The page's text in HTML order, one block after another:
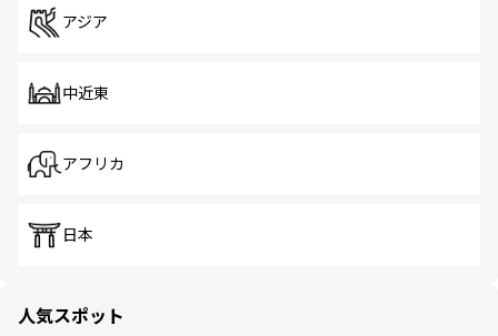
アジア
中近東
アフリカ
日本
人気スポット